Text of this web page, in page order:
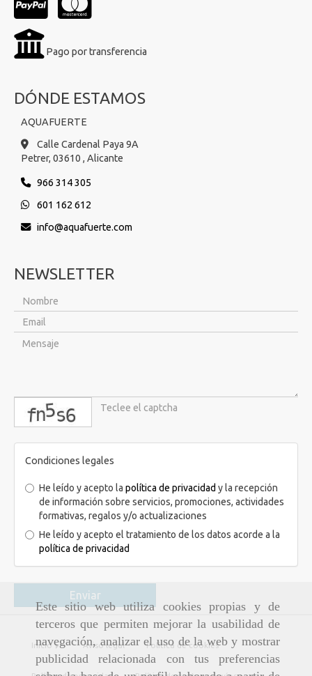
Este sitio web utiliza cookies propias y de
terceros que permiten mejorar la usabilidad de
navegación, analizar el uso de la web y mostrar
publicidad relacionada con tus preferencias
Pago por transferencia
DÓNDE ESTAMOS
AQUAFUERTE
Calle Cardenal Paya 9A
Petrer, 03610 , Alicante
966 314 305
601 162 612
info
aquafuerte.com
NEWSLETTER
captcha
Condiciones legales
He leído y acepto la política de privacidad y la recepción
de información sobre servicios, promociones, actividades
formativas, regalos y/o actualizaciones
He leído y acepto el tratamiento de los datos acorde a la
política de privacidad
Enviar
Inicio Aviso legal Política de cookies